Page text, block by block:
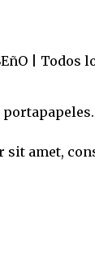
| Todos
sit amet,